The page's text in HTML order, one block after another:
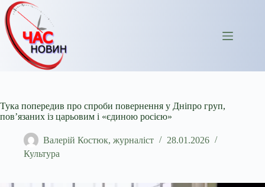
Перейти
до
вмісту
Тука попередив про спроби повернення у Дніпро груп,
пов’язаних із царьовим і «єдиною росією»
Валерій Костюк, журналіст
28.01.2026
Культура